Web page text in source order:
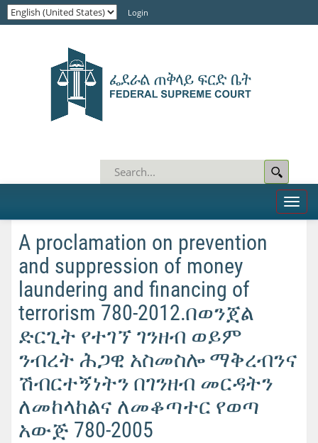
Login
Toggle
A proclamation on prevention
and suppression of money
laundering and financing of
terrorism 780-2012.በወንጀል
ድርጊት የተገኘ ገንዘብ ወይም
ንብረት ሕጋዊ አስመስሎ ማቅረብንና
ሽብርተኝነትን በገንዘብ መርዳትን
ለመከላከልና ለመቆጣተር የወጣ
አውጅ 780-2005